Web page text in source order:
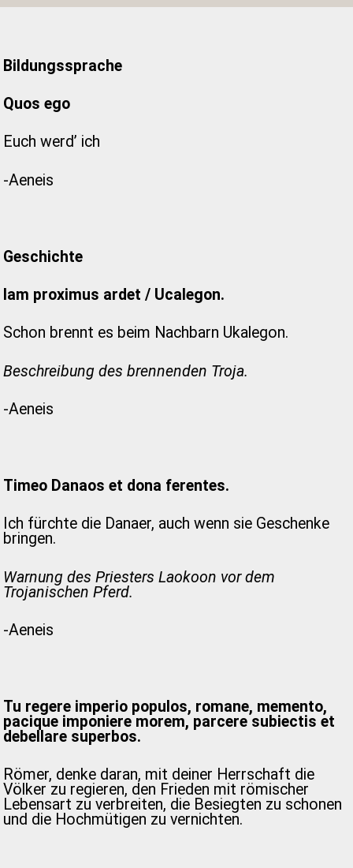
Bildungssprache
Quos ego
Euch werd’ ich
-Aeneis
Geschichte
Iam proximus ardet / Ucalegon.
Schon brennt es beim Nachbarn Ukalegon.
Beschreibung des brennenden Troja.
-Aeneis
Timeo Danaos et dona ferentes.
Ich fürchte die Danaer, auch wenn sie Geschenke
bringen.
Warnung des Priesters Laokoon vor dem
Trojanischen Pferd.
-Aeneis
Tu regere imperio populos, romane, memento,
pacique imponiere morem, parcere subiectis et
debellare superbos.
Römer, denke daran, mit deiner Herrschaft die
Völker zu regieren, den Frieden mit römischer
Lebensart zu verbreiten, die Besiegten zu schonen
und die Hochmütigen zu vernichten.